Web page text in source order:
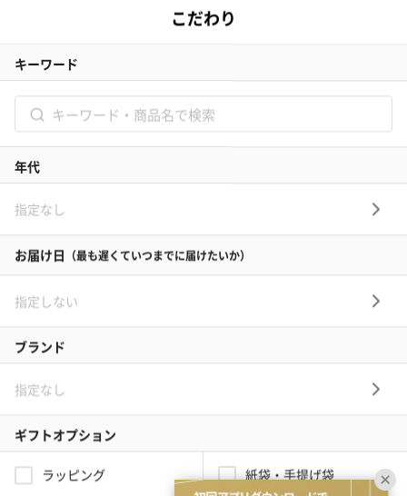
結婚内祝い
出産内祝い
その他のシーン
ご利用ガイド
ヘルプ・お問い合わせ
タンプ公式SNS